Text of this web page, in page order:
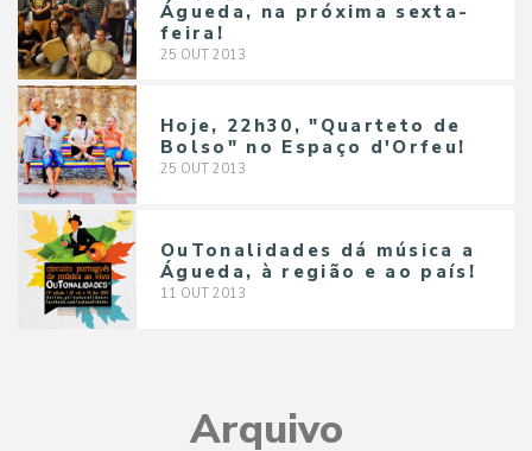
Águeda, na próxima sexta-
feira!
25 OUT 2013
Hoje, 22h30, "Quarteto de
Bolso" no Espaço d'Orfeu!
25 OUT 2013
OuTonalidades dá música a
Águeda, à região e ao país!
11 OUT 2013
Arquivo